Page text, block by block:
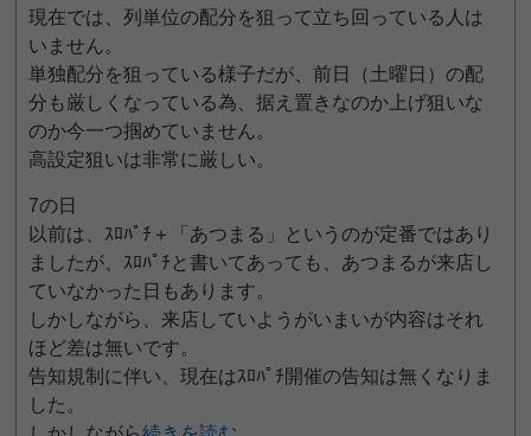
現在では、列単位の配分を狙って立ち回っている人は
いません。
単独配分を狙っている様子だが、前日（土曜日）の配
分も厳しくなっている為、据え置きなのか上げ狙いな
のか今一つ掴めていません。
高設定狙いは非常に厳しい。
7の日
以前は、ｽﾛﾊﾟﾁ＋「あつまる」というのが定番ではあり
ましたが、ｽﾛﾊﾟﾁと書いてあっても、あつまるが来店し
ていなかった日もあります。
しかしながら、来店していようがいまいが内容はそれ
ほど差は無いです。
告知規制に伴い、現在はｽﾛﾊﾟﾁ開催の告知は無くなりま
した。